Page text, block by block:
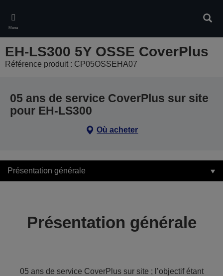
main
content
Menu
EH-LS300 5Y OSSE CoverPlus
Référence produit : CP05OSSEHA07
05 ans de service CoverPlus sur site
pour EH-LS300
Où acheter
Présentation générale
Présentation générale
05 ans de service CoverPlus sur site ; l’objectif étant